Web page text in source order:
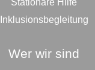
Inklusionsbegleitung
Wer wir sind